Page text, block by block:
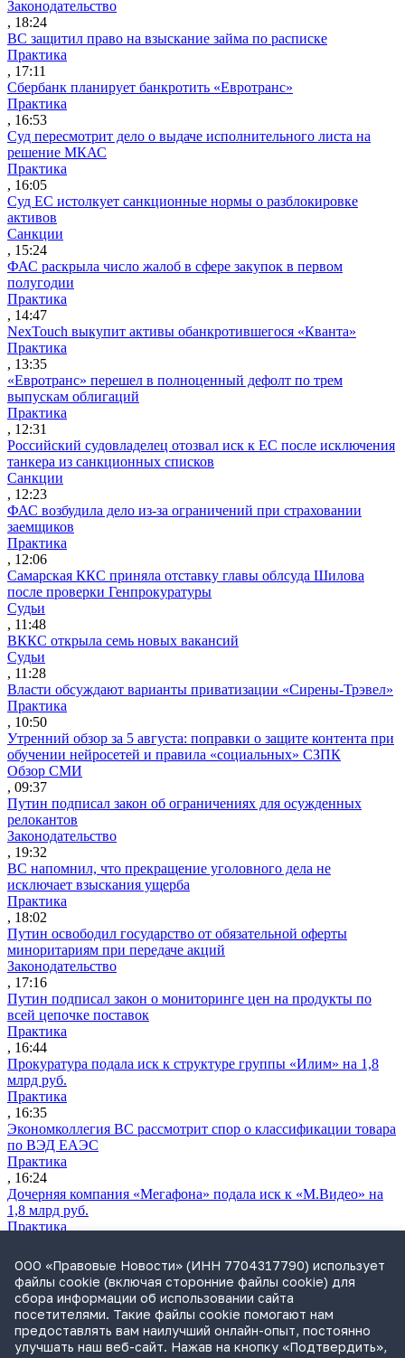
Законодательство
, 18:24
ВС защитил право на взыскание займа по расписке
Практика
, 17:11
Сбербанк планирует банкротить «Евротранс»
Практика
, 16:53
Суд пересмотрит дело о выдаче исполнительного листа на
решение МКАС
Практика
, 16:05
Суд ЕС истолкует санкционные нормы о разблокировке
активов
Санкции
, 15:24
ФАС раскрыла число жалоб в сфере закупок в первом
полугодии
Практика
, 14:47
NexTouch выкупит активы обанкротившегося «Кванта»
Практика
, 13:35
«Евротранс» перешел в полноценный дефолт по трем
выпускам облигаций
Практика
, 12:31
Российский судовладелец отозвал иск к ЕС после исключения
танкера из санкционных списков
Санкции
, 12:23
ФАС возбудила дело из-за ограничений при страховании
заемщиков
Практика
, 12:06
Самарская ККС приняла отставку главы облсуда Шилова
после проверки Генпрокуратуры
Судьи
, 11:48
ВККС открыла семь новых вакансий
Судьи
, 11:28
Власти обсуждают варианты приватизации «Сирены-Трэвел»
Практика
, 10:50
Утренний обзор за 5 августа: поправки о защите контента при
обучении нейросетей и правила «социальных» СЗПК
Обзор СМИ
, 09:37
Путин подписал закон об ограничениях для осужденных
релокантов
Законодательство
, 19:32
ВС напомнил, что прекращение уголовного дела не
исключает взыскания ущерба
Практика
, 18:02
Путин освободил государство от обязательной оферты
миноритариям при передаче акций
Законодательство
, 17:16
Путин подписал закон о мониторинге цен на продукты по
всей цепочке поставок
Практика
, 16:44
Прокуратура подала иск к структуре группы «Илим» на 1,8
млрд руб.
Практика
, 16:35
Экономколлегия ВС рассмотрит спор о классификации товара
по ВЭД ЕАЭС
Практика
, 16:24
Дочерняя компания «Мегафона» подала иск к «М.Видео» на
1,8 млрд руб.
Практика
СИП проверит отмену патента на систему управления
устройствами после возражений «Яндекса»
Практика
, 15:17
Суды 10 стран рассматривают иски российской «дочки»
Google о возврате дивидендов
ООО «Правовые Новости» (ИНН 7704317790) использует
файлы cookie (включая сторонние файлы cookie) для
сбора информации об использовании сайта
посетителями. Такие файлы cookie помогают нам
предоставлять вам наилучший онлайн-опыт, постоянно
улучшать наш веб-сайт. Нажав на кнопку «Подтвердить»,